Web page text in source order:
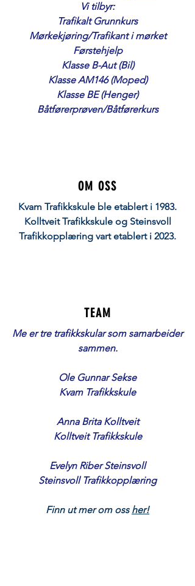
Vi tilbyr:
Trafikalt Grunnkurs
Mørkekjøring/Trafikant i mørket
Førstehjelp
Klasse B-Aut (Bil)
Klasse AM146 (Moped)
Klasse BE (Henger)
Båtførerprøven/Båtførerkurs
OM OSS
Kvam Trafikkskule ble etablert i 1983.
Kolltveit Trafikkskule og Steinsvoll
Trafikkopplæring vart etablert i 2023.
TEAM
Me er tre trafikkskular som samarbeider
sammen.
Ole Gunnar Sekse
Kvam Trafikkskule
Anna Brita Kolltveit
Kolltveit Trafikkskule
Evelyn Riber Steinsvoll
Steinsvoll Trafikkopplæring
Finn ut mer om oss her!